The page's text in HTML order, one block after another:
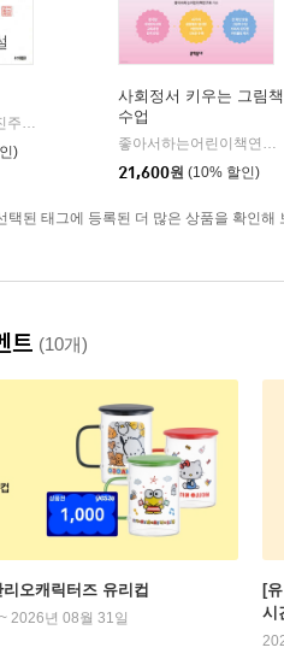
니어
)
사회정서 키우는 그림책
수업
좋아서하는어린이책연구회 저
21,600원 (10% 할인)
택된 태그에 등록된 더 많은 상품을 확인해
트 (10개)
오캐릭터즈 유리컵
2026년 08월 31일
[
시